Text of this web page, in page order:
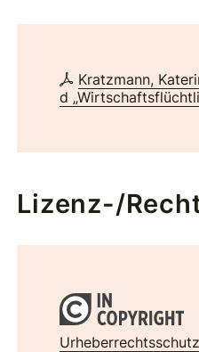
Kratzmann,
d
Lizenz-/
Urheberrechtsschutz